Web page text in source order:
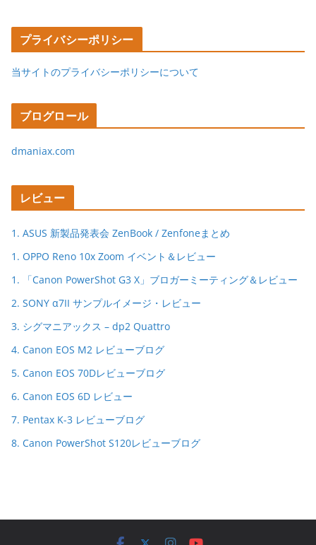
プライバシーポリシー
当サイトのプライバシーポリシーについて
ブログロール
dmaniax.com
レビュー
1. ASUS 新製品発表会 ZenBook / Zenfoneまとめ
1. OPPO Reno 10x Zoom イベント＆レビュー
1. 「Canon PowerShot G3 X」ブロガーミーティング＆レビュー
2. SONY α7II サンプルイメージ・レビュー
3. シグマニアックス – dp2 Quattro
4. Canon EOS M2 レビューブログ
5. Canon EOS 70Dレビューブログ
6. Canon EOS 6D レビュー
7. Pentax K-3 レビューブログ
8. Canon PowerShot S120レビューブログ